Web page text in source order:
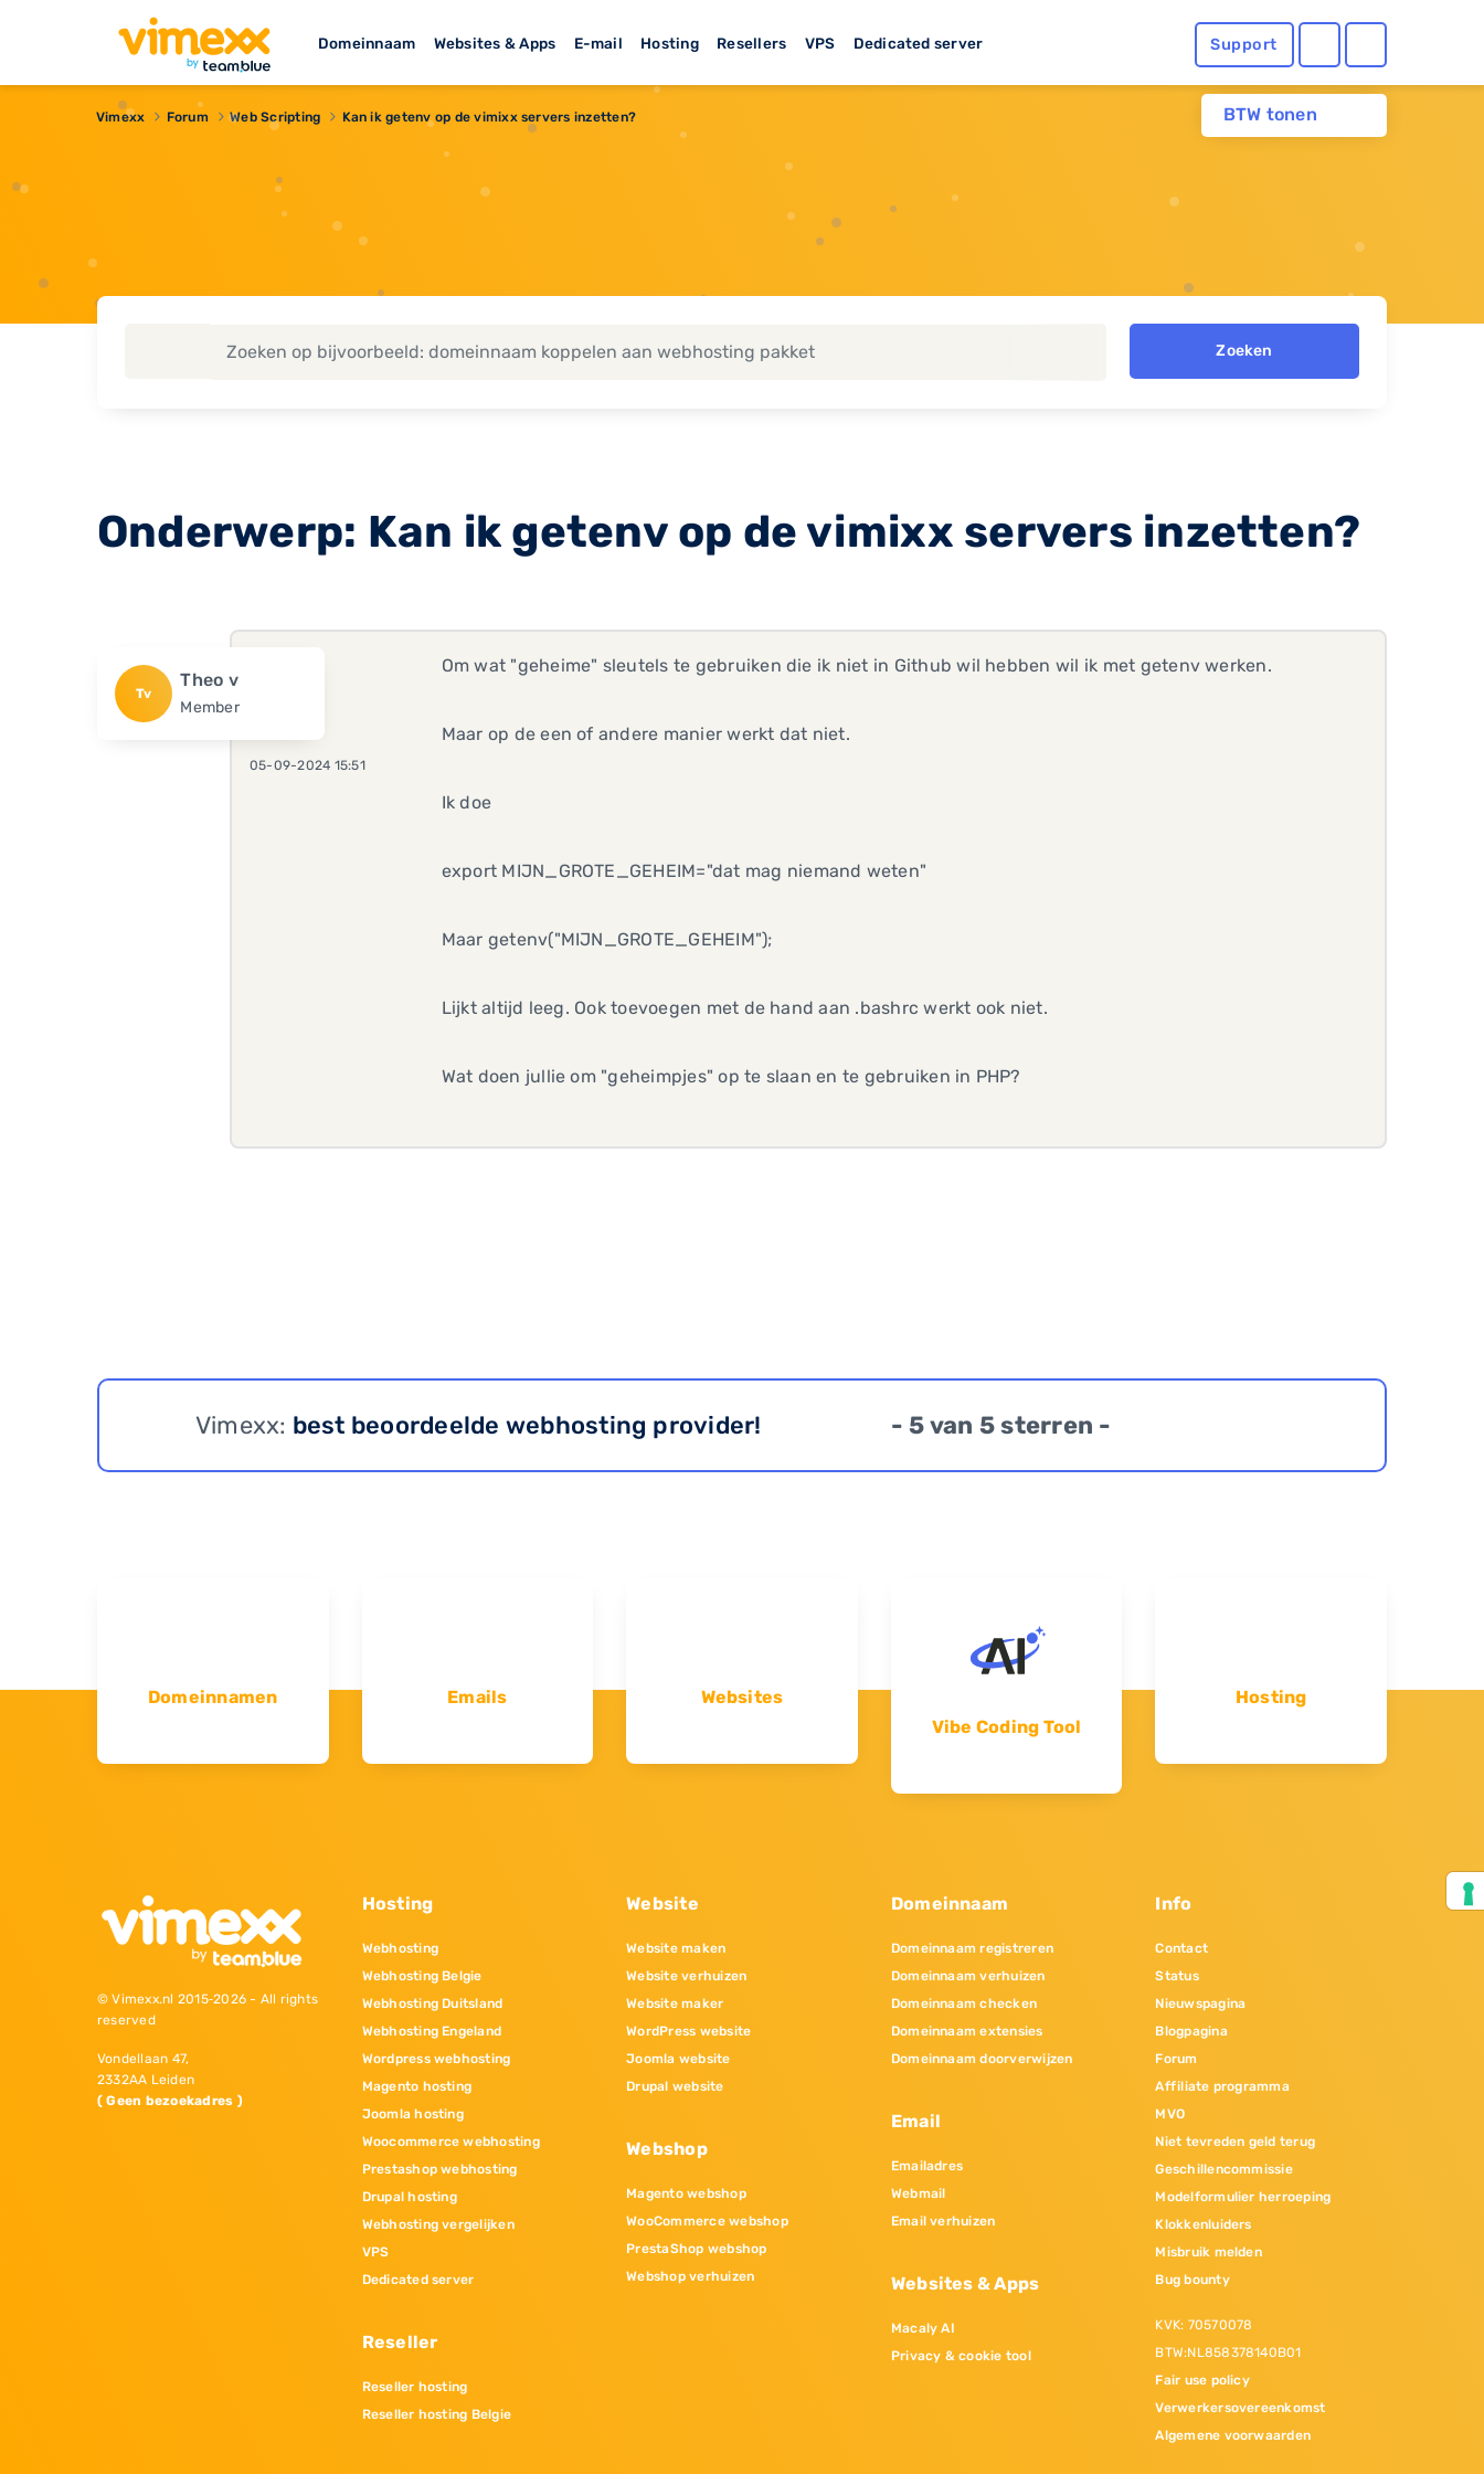
Domeinnaam Websites & Apps E-mail Hosting Resellers VPS Dedicated server Support
BTW tonen
Vimexx Forum Web Scripting Kan ik getenv op de vimixx servers inzetten?
Zoeken
Onderwerp: Kan ik getenv op de vimixx servers inzetten?
Tv
Theo v
Member
05-09-2024 15:51
Om wat "geheime" sleutels te gebruiken die ik niet in Github wil hebben wil ik met getenv werken.
Maar op de een of andere manier werkt dat niet.
Ik doe
export MIJN_GROTE_GEHEIM="dat mag niemand weten"
Maar getenv("MIJN_GROTE_GEHEIM");
Lijkt altijd leeg. Ook toevoegen met de hand aan .bashrc werkt ook niet.
Wat doen jullie om "geheimpjes" op te slaan en te gebruiken in PHP?
Vimexx: best beoordeelde webhosting provider! - 5 van 5 sterren -
Domeinnamen Emails
Websites
Vibe Coding Tool
Hosting
© Vimexx.nl 2015‐2026 - All rights
reserved
Vondellaan 47,
2332AA Leiden
( Geen bezoekadres )
Hosting
Webhosting
Webhosting Belgie
Webhosting Duitsland
Webhosting Engeland
Wordpress webhosting
Magento hosting
Joomla hosting
Woocommerce webhosting
Prestashop webhosting
Drupal hosting
Webhosting vergelijken
VPS
Dedicated server
Reseller
Reseller hosting
Reseller hosting Belgie
Website
Website maken
Website verhuizen
Website maker
WordPress website
Joomla website
Drupal website
Webshop
Magento webshop
WooCommerce webshop
PrestaShop webshop
Webshop verhuizen
Domeinnaam
Domeinnaam registreren
Domeinnaam verhuizen
Domeinnaam checken
Domeinnaam extensies
Domeinnaam doorverwijzen
Email
Emailadres
Webmail
Email verhuizen
Websites & Apps
Macaly AI
Privacy & cookie tool
Info
Contact
Status
Nieuwspagina
Blogpagina
Forum
Affiliate programma
MVO
Niet tevreden geld terug
Geschillencommissie
Modelformulier herroeping
Klokkenluiders
Misbruik melden
Bug bounty
KVK: 70570078
BTW:NL858378140B01
Fair use policy
Verwerkersovereenkomst
Algemene voorwaarden